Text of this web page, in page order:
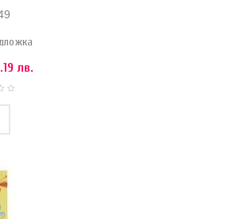
лв.